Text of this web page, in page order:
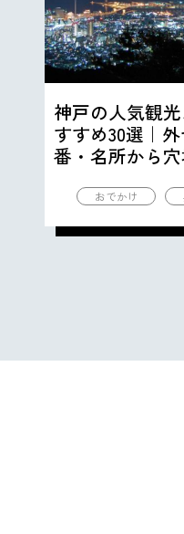
神戸の人気観
すすめ30選｜
番・名所から
おでかけ